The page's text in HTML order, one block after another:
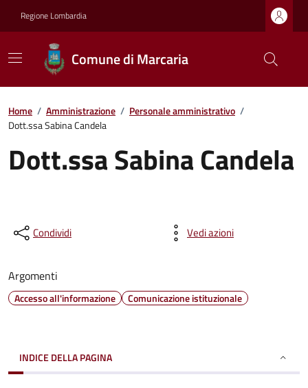
Regione Lombardia
Comune di Marcaria
Home / Amministrazione / Personale amministrativo /
Dott.ssa Sabina Candela
Dott.ssa Sabina Candela
Condividi Vedi azioni
Argomenti
Accesso all'informazione Comunicazione istituzionale
INDICE DELLA PAGINA